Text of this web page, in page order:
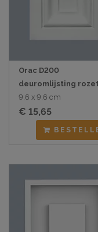
Orac D200
deuromlijsting rozet
9,6 x 9,6 cm
€ 15,65